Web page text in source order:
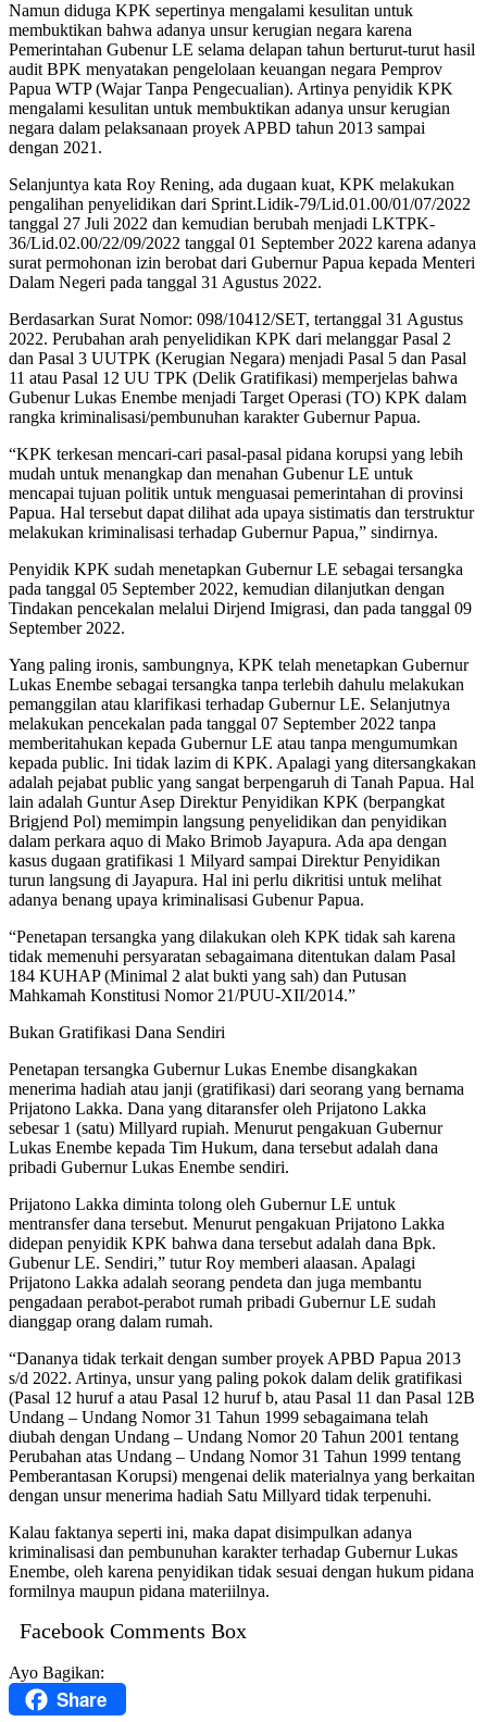
Namun diduga KPK sepertinya mengalami kesulitan untuk
membuktikan bahwa adanya unsur kerugian negara karena
Pemerintahan Gubenur LE selama delapan tahun berturut-turut hasil
audit BPK menyatakan pengelolaan keuangan negara Pemprov
Papua WTP (Wajar Tanpa Pengecualian). Artinya penyidik KPK
mengalami kesulitan untuk membuktikan adanya unsur kerugian
negara dalam pelaksanaan proyek APBD tahun 2013 sampai
dengan 2021.
Selanjuntya kata Roy Rening, ada dugaan kuat, KPK melakukan
pengalihan penyelidikan dari Sprint.Lidik-79/Lid.01.00/01/07/2022
tanggal 27 Juli 2022 dan kemudian berubah menjadi LKTPK-
36/Lid.02.00/22/09/2022 tanggal 01 September 2022 karena adanya
surat permohonan izin berobat dari Gubernur Papua kepada Menteri
Dalam Negeri pada tanggal 31 Agustus 2022.
Berdasarkan Surat Nomor: 098/10412/SET, tertanggal 31 Agustus
2022. Perubahan arah penyelidikan KPK dari melanggar Pasal 2
dan Pasal 3 UUTPK (Kerugian Negara) menjadi Pasal 5 dan Pasal
11 atau Pasal 12 UU TPK (Delik Gratifikasi) memperjelas bahwa
Gubenur Lukas Enembe menjadi Target Operasi (TO) KPK dalam
rangka kriminalisasi/pembunuhan karakter Gubernur Papua.
“KPK terkesan mencari-cari pasal-pasal pidana korupsi yang lebih
mudah untuk menangkap dan menahan Gubenur LE untuk
mencapai tujuan politik untuk menguasai pemerintahan di provinsi
Papua. Hal tersebut dapat dilihat ada upaya sistimatis dan terstruktur
melakukan kriminalisasi terhadap Gubernur Papua,” sindirnya.
Penyidik KPK sudah menetapkan Gubernur LE sebagai tersangka
pada tanggal 05 September 2022, kemudian dilanjutkan dengan
Tindakan pencekalan melalui Dirjend Imigrasi, dan pada tanggal 09
September 2022.
Yang paling ironis, sambungnya, KPK telah menetapkan Gubernur
Lukas Enembe sebagai tersangka tanpa terlebih dahulu melakukan
pemanggilan atau klarifikasi terhadap Gubernur LE. Selanjutnya
melakukan pencekalan pada tanggal 07 September 2022 tanpa
memberitahukan kepada Gubernur LE atau tanpa mengumumkan
kepada public. Ini tidak lazim di KPK. Apalagi yang ditersangkakan
adalah pejabat public yang sangat berpengaruh di Tanah Papua. Hal
lain adalah Guntur Asep Direktur Penyidikan KPK (berpangkat
Brigjend Pol) memimpin langsung penyelidikan dan penyidikan
dalam perkara aquo di Mako Brimob Jayapura. Ada apa dengan
kasus dugaan gratifikasi 1 Milyard sampai Direktur Penyidikan
turun langsung di Jayapura. Hal ini perlu dikritisi untuk melihat
adanya benang upaya kriminalisasi Gubenur Papua.
“Penetapan tersangka yang dilakukan oleh KPK tidak sah karena
tidak memenuhi persyaratan sebagaimana ditentukan dalam Pasal
184 KUHAP (Minimal 2 alat bukti yang sah) dan Putusan
Mahkamah Konstitusi Nomor 21/PUU-XII/2014.”
Bukan Gratifikasi Dana Sendiri
Penetapan tersangka Gubernur Lukas Enembe disangkakan
menerima hadiah atau janji (gratifikasi) dari seorang yang bernama
Prijatono Lakka. Dana yang ditaransfer oleh Prijatono Lakka
sebesar 1 (satu) Millyard rupiah. Menurut pengakuan Gubernur
Lukas Enembe kepada Tim Hukum, dana tersebut adalah dana
pribadi Gubernur Lukas Enembe sendiri.
Prijatono Lakka diminta tolong oleh Gubernur LE untuk
mentransfer dana tersebut. Menurut pengakuan Prijatono Lakka
didepan penyidik KPK bahwa dana tersebut adalah dana Bpk.
Gubenur LE. Sendiri,” tutur Roy memberi alaasan. Apalagi
Prijatono Lakka adalah seorang pendeta dan juga membantu
pengadaan perabot-perabot rumah pribadi Gubernur LE sudah
dianggap orang dalam rumah.
“Dananya tidak terkait dengan sumber proyek APBD Papua 2013
s/d 2022. Artinya, unsur yang paling pokok dalam delik gratifikasi
(Pasal 12 huruf a atau Pasal 12 huruf b, atau Pasal 11 dan Pasal 12B
Undang – Undang Nomor 31 Tahun 1999 sebagaimana telah
diubah dengan Undang – Undang Nomor 20 Tahun 2001 tentang
Perubahan atas Undang – Undang Nomor 31 Tahun 1999 tentang
Pemberantasan Korupsi) mengenai delik materialnya yang berkaitan
dengan unsur menerima hadiah Satu Millyard tidak terpenuhi.
Kalau faktanya seperti ini, maka dapat disimpulkan adanya
kriminalisasi dan pembunuhan karakter terhadap Gubernur Lukas
Enembe, oleh karena penyidikan tidak sesuai dengan hukum pidana
formilnya maupun pidana materiilnya.
Facebook Comments Box
Ayo Bagikan:
Share